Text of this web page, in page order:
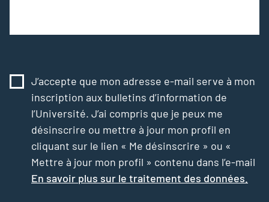
J’accepte que mon adresse e-mail serve à mon
inscription aux bulletins d’information de
l’Université. J’ai compris que je peux me
désinscrire ou mettre à jour mon profil en
cliquant sur le lien « Me désinscrire » ou «
Mettre à jour mon profil » contenu dans l’e-mail
En savoir plus sur le traitement des données.